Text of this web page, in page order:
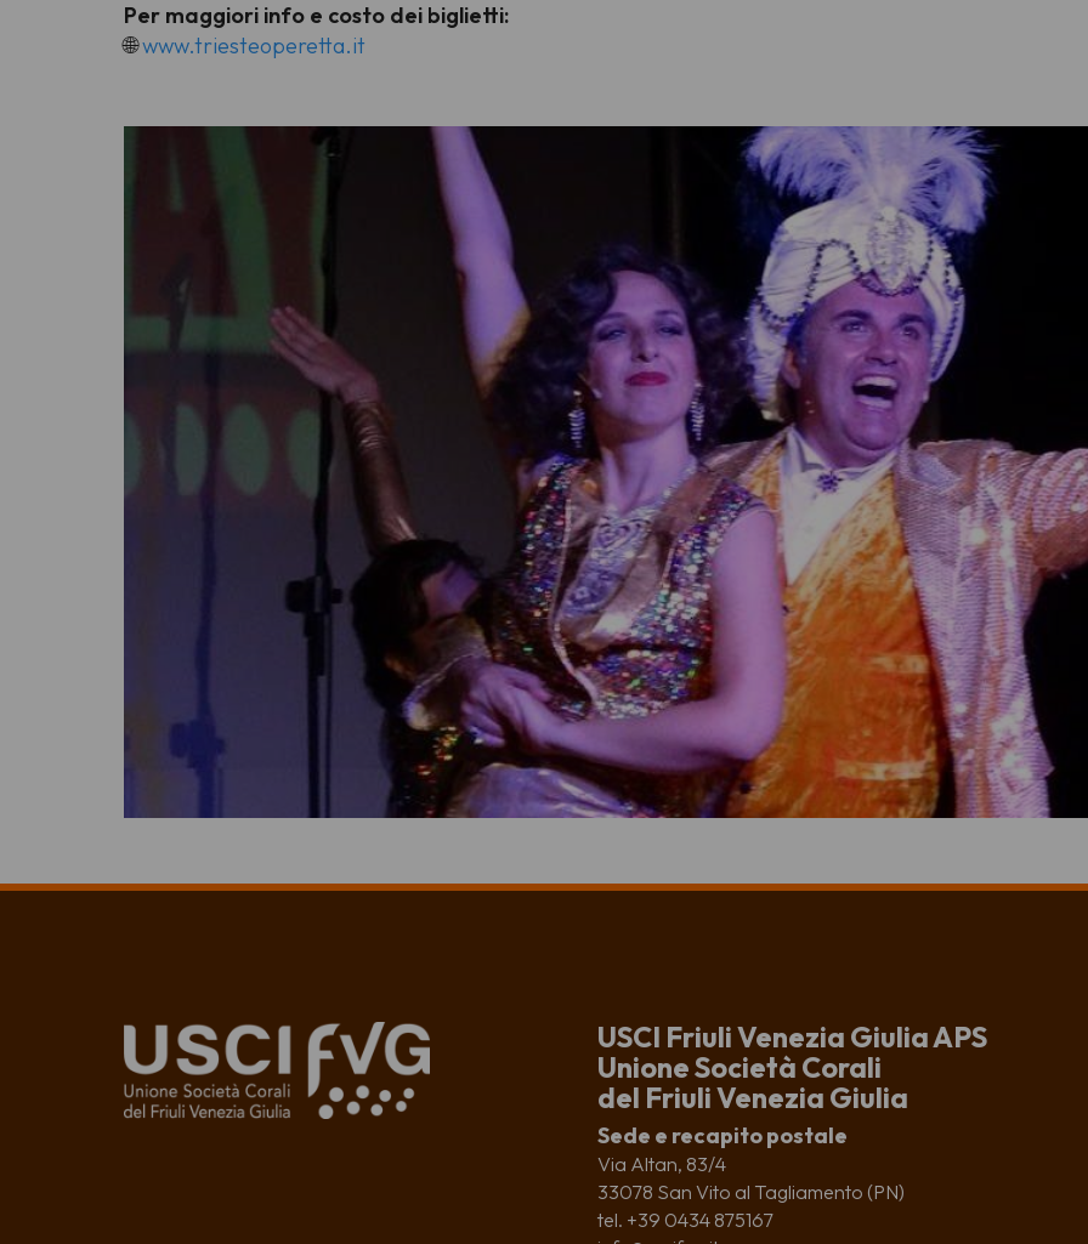
Per maggiori info e costo dei biglietti:
🌐www.triesteoperetta.it
USCI Friuli Venezia Giulia APS
Unione Società Corali
del Friuli Venezia Giulia
Sede e recapito postale
Via Altan, 83/4
33078 San Vito al Tagliamento (PN)
tel. +39 0434 875167